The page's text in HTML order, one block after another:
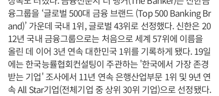
융그룹을 ‘글로벌 500대 금융 브랜드 (Top 500 Banking Br
and)’ 가운데 국내 1위, 글로벌 43위로 선정했다. 신한은 20
12년 국내 금융그룹으로는 처음으로 세계 57위에 이름을
올린 데 이어 3년 연속 대한민국 1위를 기록하게 됐다. 19일
에는 한국능률협회컨설팅이 주관하는 '한국에서 가장 존경
받는 기업' 조사에서 11년 연속 은행산업부문 1위 및 9년 연
속 All Star기업(전체기업 중 상위 30위 기업)으로 선정됐다.